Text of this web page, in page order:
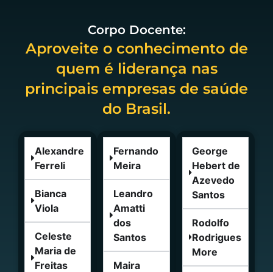
Corpo Docente:
Aproveite o conhecimento de
quem é liderança nas
principais empresas de saúde
do Brasil.
Alexandre
Ferreli
Bianca
Viola
Celeste
Maria de
Freitas
Fernando
Meira
Leandro
Amatti
dos
Santos
Maira
George
Hebert de
Azevedo
Santos
Rodolfo
Rodrigues
More